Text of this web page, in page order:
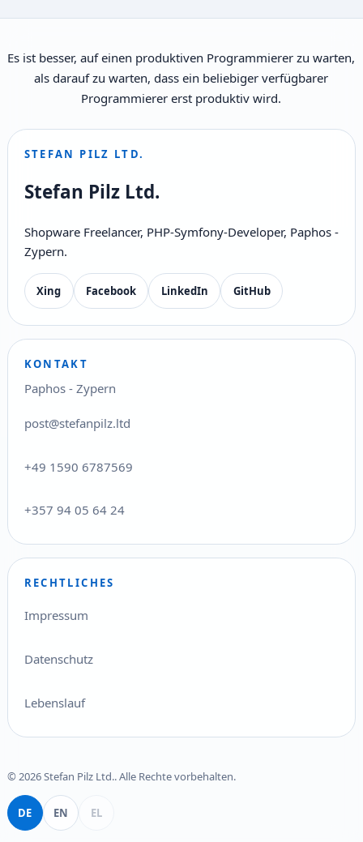
Es ist besser, auf einen produktiven Programmierer zu warten,
als darauf zu warten, dass ein beliebiger verfügbarer
Programmierer erst produktiv wird.
STEFAN PILZ LTD.
Stefan Pilz Ltd.
Shopware Freelancer, PHP-Symfony-Developer, Paphos -
Zypern.
Xing Facebook LinkedIn GitHub
KONTAKT
Paphos - Zypern
post@stefanpilz.ltd
+49 1590 6787569
+357 94 05 64 24
RECHTLICHES
Impressum
Datenschutz
Lebenslauf
© 2026 Stefan Pilz Ltd.. Alle Rechte vorbehalten.
DE
Deutsch
EN
English
EL